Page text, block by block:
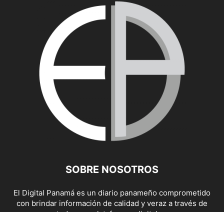
SOBRE NOSOTROS
El Digital Panamá es un diario panameño comprometido
con brindar información de calidad y veraz a través de